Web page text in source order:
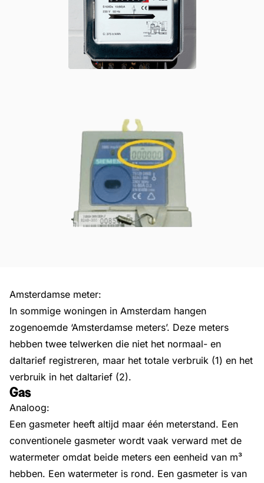
Amsterdamse meter:
In sommige woningen in Amsterdam hangen
zogenoemde ‘Amsterdamse meters’. Deze meters
hebben twee telwerken die niet het normaal- en
daltarief registreren, maar het totale verbruik (1) en het
verbruik in het daltarief (2).
Gas
Analoog:
Een gasmeter heeft altijd maar één meterstand. Een
conventionele gasmeter wordt vaak verward met de
watermeter omdat beide meters een eenheid van m³
hebben. Een watermeter is rond. Een gasmeter is van